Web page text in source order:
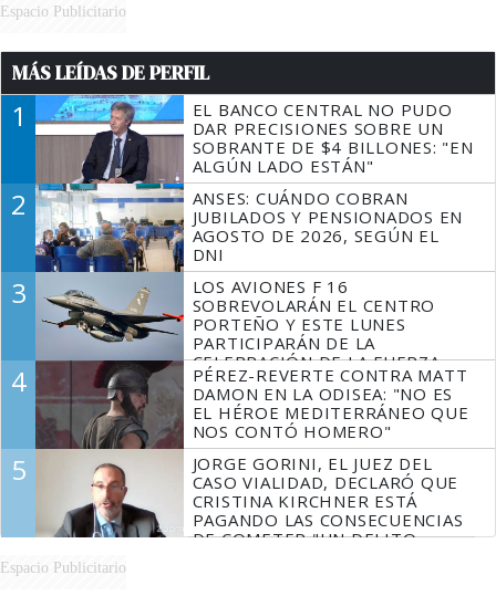
Espacio Publicitario
MÁS LEÍDAS DE PERFIL
1
EL BANCO CENTRAL NO PUDO
DAR PRECISIONES SOBRE UN
SOBRANTE DE $4 BILLONES: "EN
ALGÚN LADO ESTÁN"
2
ANSES: CUÁNDO COBRAN
JUBILADOS Y PENSIONADOS EN
AGOSTO DE 2026, SEGÚN EL
DNI
3
LOS AVIONES F 16
SOBREVOLARÁN EL CENTRO
PORTEÑO Y ESTE LUNES
PARTICIPARÁN DE LA
CELEBRACIÓN DE LA FUERZA
AÉREA
4
PÉREZ-REVERTE CONTRA MATT
DAMON EN LA ODISEA: "NO ES
EL HÉROE MEDITERRÁNEO QUE
NOS CONTÓ HOMERO"
5
JORGE GORINI, EL JUEZ DEL
CASO VIALIDAD, DECLARÓ QUE
CRISTINA KIRCHNER ESTÁ
PAGANDO LAS CONSECUENCIAS
DE COMETER "UN DELITO
Espacio Publicitario